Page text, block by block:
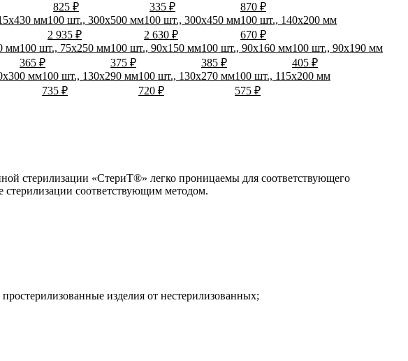
825 ₽
335 ₽
870 ₽
мм100 шт., 300х500 мм
2 935 ₽
100 шт., 300х450 мм
2 630 ₽
100 шт., 140х200 мм
670 ₽
мм100 шт., 75х250 мм
365 ₽
100 шт., 90х150 мм
375 ₽
100 шт., 90х160 мм
385 ₽
100 шт., 90х190 мм
405 ₽
мм100 шт., 130х290 мм
735 ₽
100 шт., 130х270 мм
720 ₽
100 шт., 115х200 мм
575 ₽
стерилизации «СтериТ®» легко проницаемы для соответствующего
стерилизации соответствующим методом.
изделия от нестерилизованных;